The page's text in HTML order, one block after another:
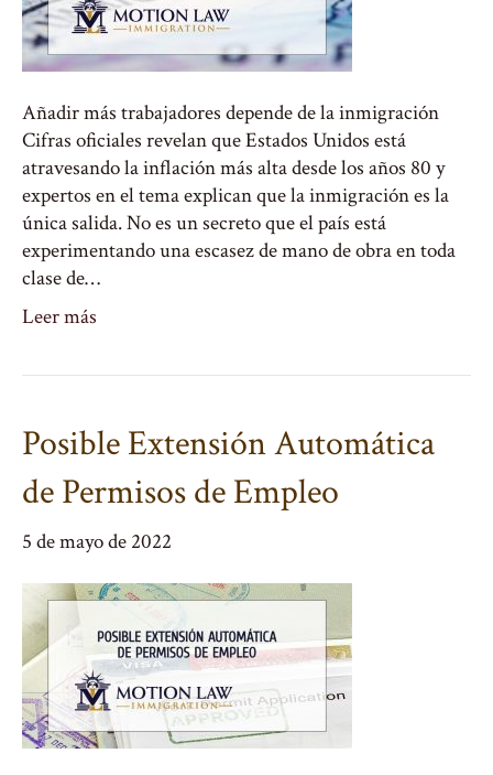
Añadir más trabajadores depende de la inmigración
Cifras oficiales revelan que Estados Unidos está
atravesando la inflación más alta desde los años 80 y
expertos en el tema explican que la inmigración es la
única salida. No es un secreto que el país está
experimentando una escasez de mano de obra en toda
clase de…
Leer más
Posible Extensión Automática
de Permisos de Empleo
5 de mayo de 2022